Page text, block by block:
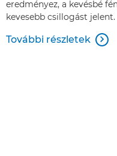
eredményez, a kevésbé
kevesebb csillogást jelent.
További részletek 